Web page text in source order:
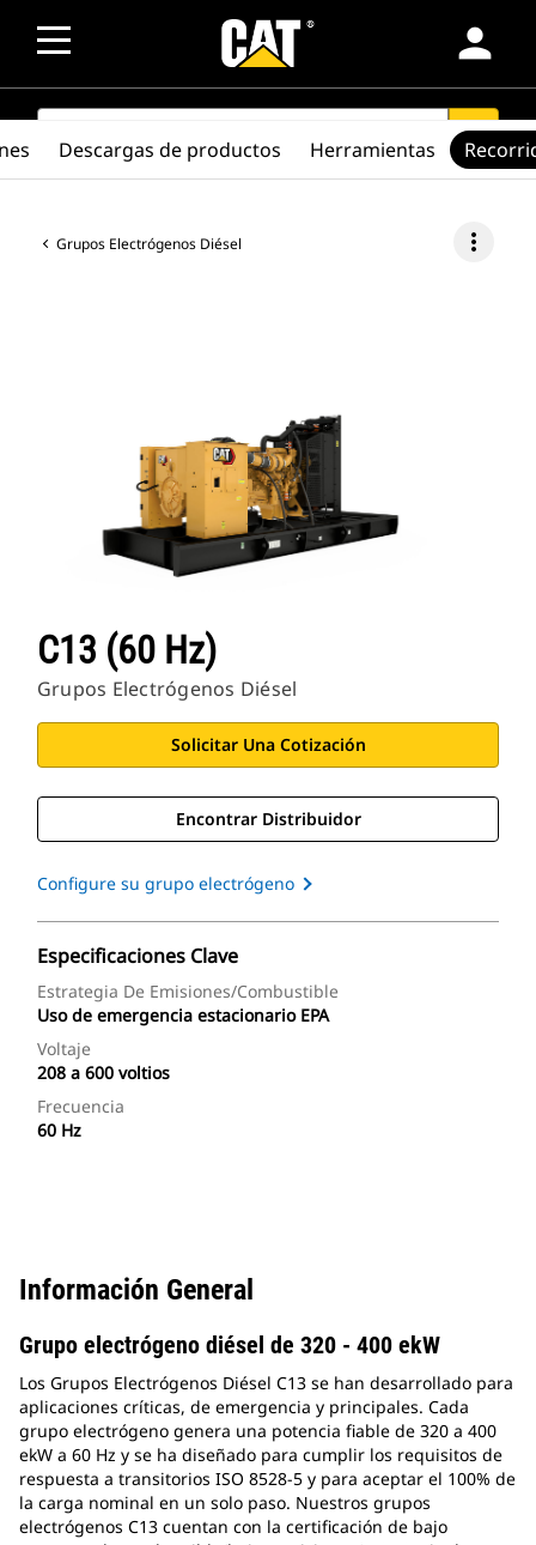
person
SEARCH search
Grupos Electrógenos Diésel more_vert
C13 (60 Hz)
Grupos Electrógenos Diésel
Solicitar Una Cotización
Encontrar Distribuidor
Configure su grupo electrógeno
Especificaciones Clave
Estrategia De Emisiones/combustible
Uso de emergencia estacionario EPA
Voltaje
208 a 600 voltios
Frecuencia
60 Hz
Descargas de productos Herramientas
Información General
Grupo electrógeno diésel de 320 - 400 ekW
Los Grupos Electrógenos Diésel C13 se han desarrollado para
aplicaciones críticas, de emergencia y principales. Cada
grupo electrógeno genera una potencia fiable de 320 a 400
ekW a 60 Hz y se ha diseñado para cumplir los requisitos de
respuesta a transitorios ISO 8528-5 y para aceptar el 100% de
la carga nominal en un solo paso. Nuestros grupos
electrógenos C13 cuentan con la certificación de bajo